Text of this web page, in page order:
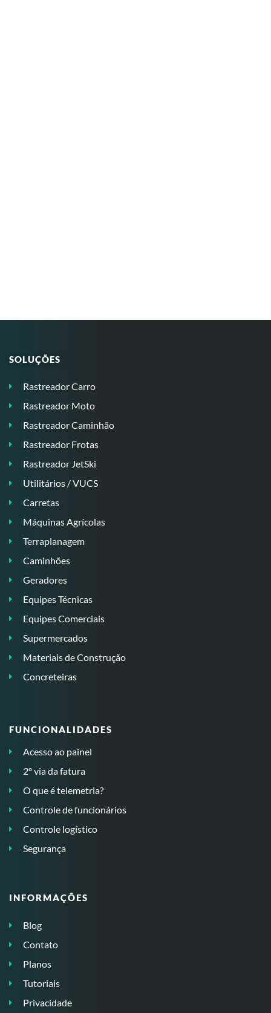
SOLUÇÕES
Rastreador Carro
Rastreador Moto
Rastreador Caminhão
Rastreador Frotas
Rastreador JetSki
Utilitários / VUCS
Carretas
Máquinas Agrícolas
Terraplanagem
Caminhões
Geradores
Equipes Técnicas
Equipes Comerciais
Supermercados
Materiais de Construção
Concreteiras
FUNCIONALIDADES
Acesso ao painel
2º via da fatura
O que é telemetria?
Controle de funcionários
Controle logístico
Segurança
INFORMAÇÕES
Blog
Contato
Planos
Tutoriais
Privacidade